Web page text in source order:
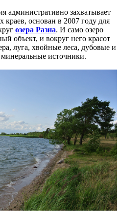
административно захватывает
краев, основан в 2007 году для
озера Разна. И само озеро
объект, и вокруг него красот
луга, хвойные леса, дубовые и
источники.